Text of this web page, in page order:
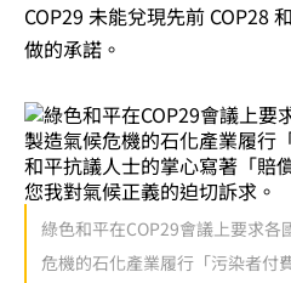
COP29 未能兌現先前 COP28 和
做的承諾。
綠色和平在COP29會議上要求
危機的石化產業履行「污染者付